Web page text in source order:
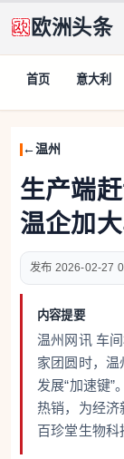
欧洲头条
首页 意大利
温州
生产端
温企加
2026-02-27
内容提要
温州网讯 车
家团圆时，
发展“加速键
热销，为经济
百珍堂生物